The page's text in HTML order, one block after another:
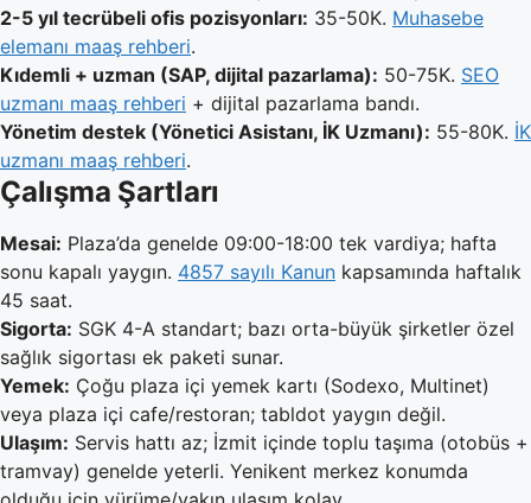
2-5 yıl tecrübeli ofis pozisyonları: 35-50K. Muhasebe
elemanı maaş rehberi.
Kıdemli + uzman (SAP, dijital pazarlama): 50-75K. SEO
uzmanı maaş rehberi + dijital pazarlama bandı.
Yönetim destek (Yönetici Asistanı, İK Uzmanı): 55-80K. İK
uzmanı maaş rehberi.
Çalışma Şartları
Mesai: Plaza’da genelde 09:00-18:00 tek vardiya; hafta
sonu kapalı yaygın. 4857 sayılı Kanun kapsamında haftalık
45 saat.
Sigorta: SGK 4-A standart; bazı orta-büyük şirketler özel
sağlık sigortası ek paketi sunar.
Yemek: Çoğu plaza içi yemek kartı (Sodexo, Multinet)
veya plaza içi cafe/restoran; tabldot yaygın değil.
Ulaşım: Servis hattı az; İzmit içinde toplu taşıma (otobüs +
tramvay) genelde yeterli. Yenikent merkez konumda